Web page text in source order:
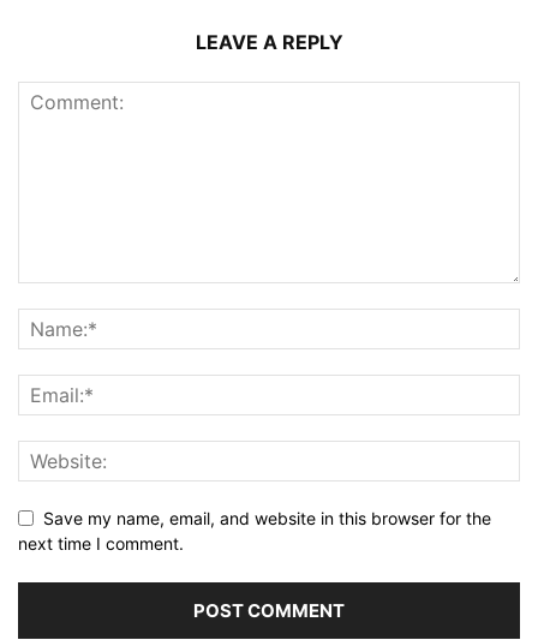
LEAVE A REPLY
Save my name, email, and website in this browser for the
next time I comment.